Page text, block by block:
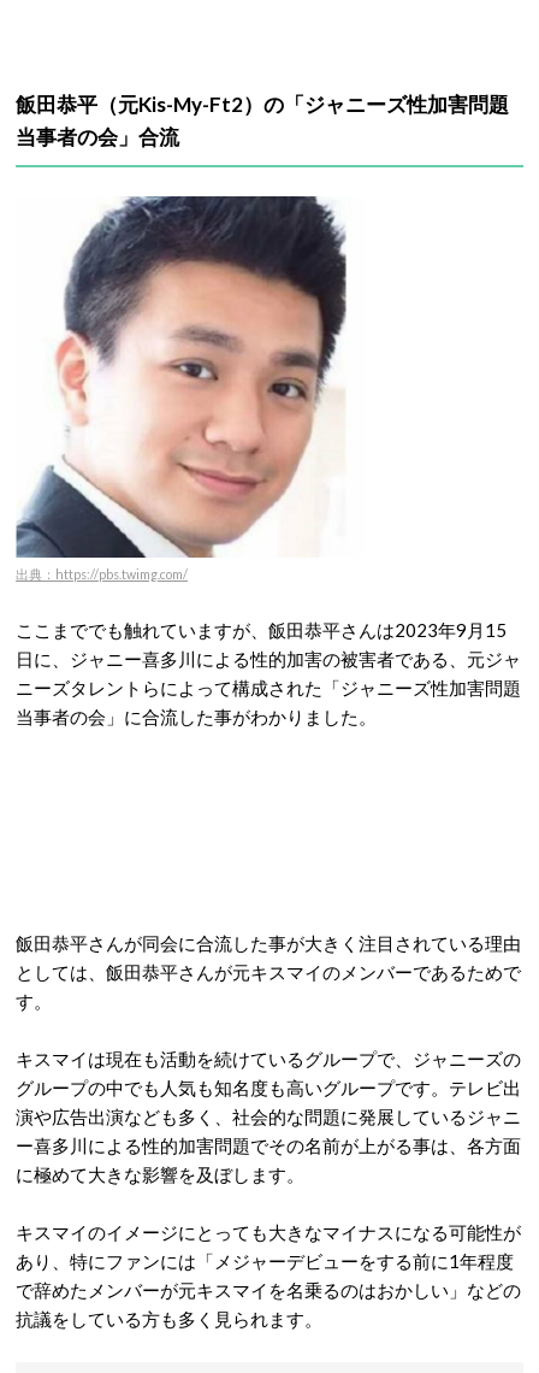
飯田恭平（元Kis-My-Ft2）の「ジャニーズ性加害問題
当事者の会」合流
出典：https://pbs.twimg.com/
ここまででも触れていますが、飯田恭平さんは2023年9月15
日に、ジャニー喜多川による性的加害の被害者である、元ジャ
ニーズタレントらによって構成された「ジャニーズ性加害問題
当事者の会」に合流した事がわかりました。
飯田恭平さんが同会に合流した事が大きく注目されている理由
としては、飯田恭平さんが元キスマイのメンバーであるためで
す。
キスマイは現在も活動を続けているグループで、ジャニーズの
グループの中でも人気も知名度も高いグループです。テレビ出
演や広告出演なども多く、社会的な問題に発展しているジャニ
ー喜多川による性的加害問題でその名前が上がる事は、各方面
に極めて大きな影響を及ぼします。
キスマイのイメージにとっても大きなマイナスになる可能性が
あり、特にファンには「メジャーデビューをする前に1年程度
で辞めたメンバーが元キスマイを名乗るのはおかしい」などの
抗議をしている方も多く見られます。